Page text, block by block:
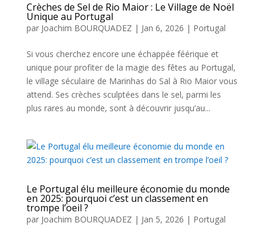
Crèches de Sel de Rio Maior : Le Village de Noël
Unique au Portugal
par Joachim BOURQUADEZ | Jan 6, 2026 | Portugal
Si vous cherchez encore une échappée féérique et
unique pour profiter de la magie des fêtes au Portugal,
le village séculaire de Marinhas do Sal à Rio Maior vous
attend. Ses crèches sculptées dans le sel, parmi les
plus rares au monde, sont à découvrir jusqu’au...
Le Portugal élu meilleure économie du monde
en 2025: pourquoi c’est un classement en
trompe l’oeil ?
par Joachim BOURQUADEZ | Jan 5, 2026 | Portugal